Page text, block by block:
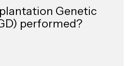
Genetic
performed?